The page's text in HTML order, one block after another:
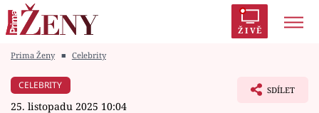
ŽIVĚ
Módní alarm
Prima Ženy ■ Celebrity
CELEBRITY
25. listopadu 2025 10:04
SDÍLET